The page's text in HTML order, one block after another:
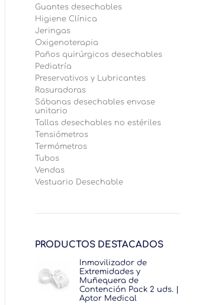
Guantes desechables
Higiene Clínica
Jeringas
Oxigenoterapia
Paños quirúrgicos desechables
Pediatría
Preservativos y Lubricantes
Rasuradoras
Sábanas desechables envase
unitario
Tallas desechables no estériles
Tensiómetros
Termómetros
Tubos
Vendas
Vestuario Desechable
PRODUCTOS DESTACADOS
Inmovilizador de
Extremidades y
Muñequera de
Contención Pack 2 uds. |
Aptor Medical